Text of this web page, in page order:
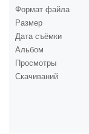
Формат файла
Размер
Дата съёмки
Альбом
Просмотры
Скачиваний